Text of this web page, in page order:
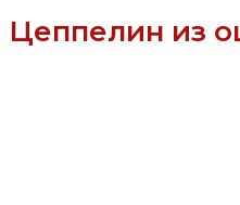
Цеппелин из